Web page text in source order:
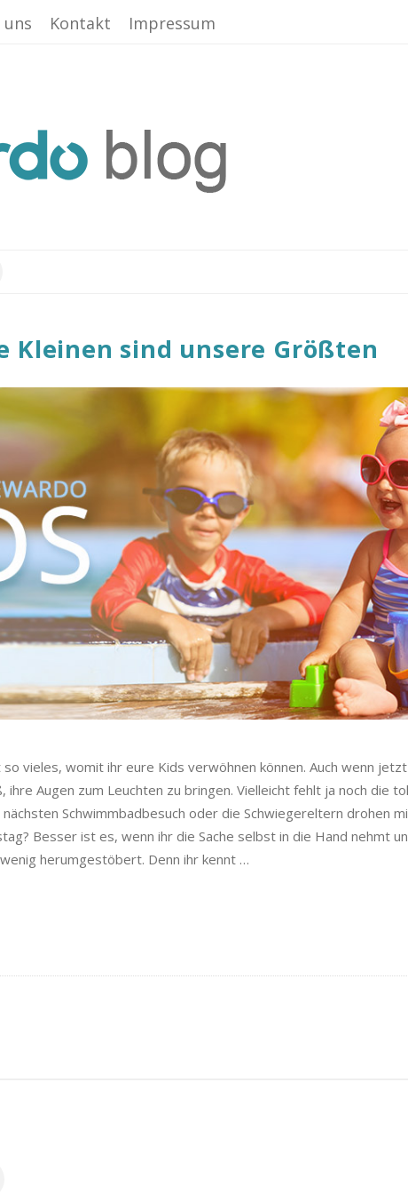
Kontakt Impressum
Kleinen sind unsere Größten
so vieles, womit ihr eure Kids verwöhnen können. Auch wenn
ihre Augen zum Leuchten zu bringen. Vielleicht fehlt ja noch die
Schwimmbadbesuch oder die Schwiegereltern drohen
Besser ist es, wenn ihr die Sache selbst in die Hand nehmt
herumgestöbert. Denn ihr kennt …